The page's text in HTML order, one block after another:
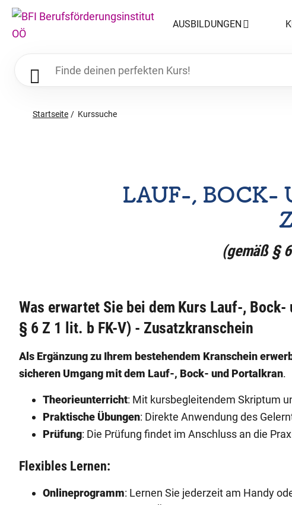
AUSBILDUNGEN
Startseite Kurssuche
LAUF-, BOCK-
(gemäß §
Was erwartet Sie bei dem Kurs Lauf-,
§ 6 Z 1 lit. b FK-V) - Zusatzkranschein
Als Ergänzung zu Ihrem bestehendem Kranschein
sicheren Umgang mit dem Lauf-, Bock- und Portalkran.
Theorieunterricht: Mit kursbegleitendem Skriptum
Praktische Übungen: Direkte Anwendung des
Prüfung: Die Prüfung findet im Anschluss an die
Flexibles Lernen:
Onlineprogramm: Lernen Sie jederzeit am Handy